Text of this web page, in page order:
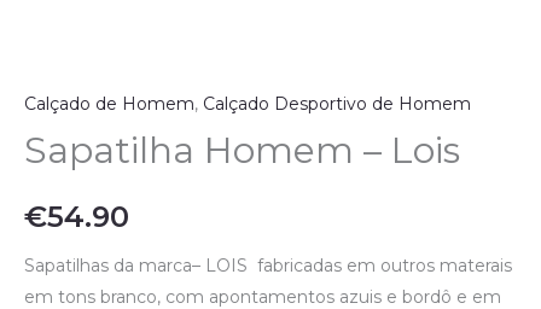
Calçado de Homem, Calçado Desportivo de Homem
Sapatilha Homem – Lois
€54.90
Sapatilhas da marca– LOIS fabricadas em outros materais
em tons branco, com apontamentos azuis e bordô e em